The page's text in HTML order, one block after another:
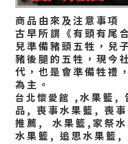
商品由來及注意事項
古早所謂《有頭有尾
兒準備豬頭五牲，兒
豬後腿的五牲，現今
代，也是會準備牲禮
為主。
台北懷愛館 ,水果籃,
品, 喪事水果籃, 喪
推薦, 水果籃,家祭
水果籃, 追思水果籃,